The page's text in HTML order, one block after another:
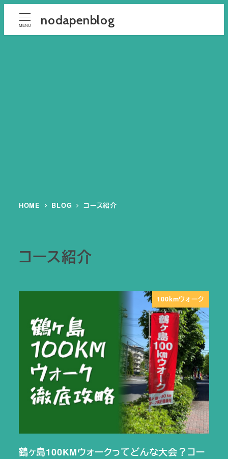
ン
MENU nodapenblog
HOME BLOG コース紹介
コース紹介
100kmウォーク
鶴ヶ島100KMウォークってどんな大会？コー